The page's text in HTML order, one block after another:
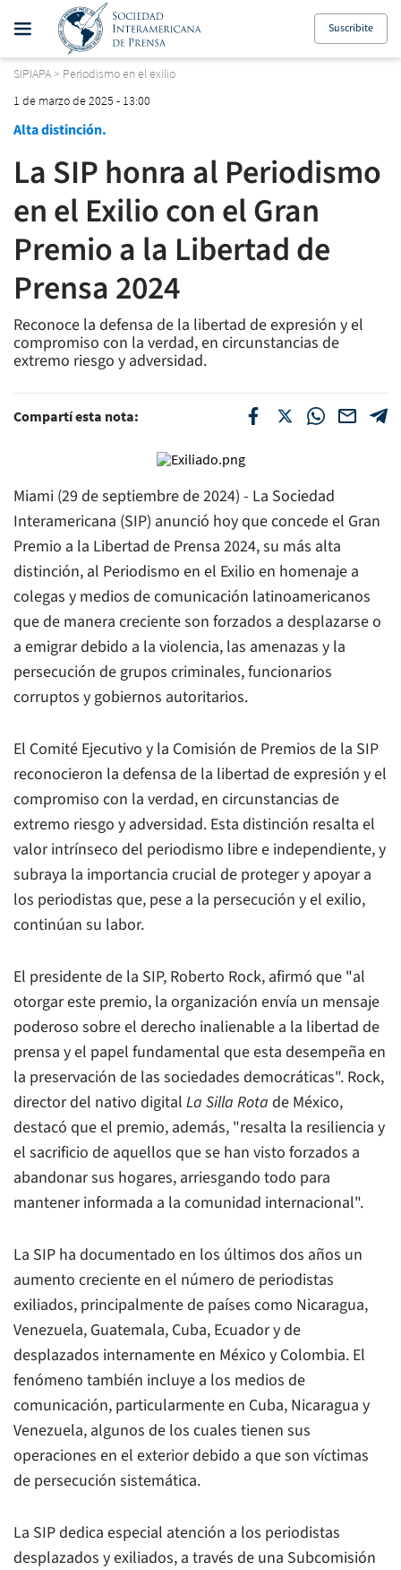
Suscribite
SIPIAPA> Periodismo en el exilio
1 de marzo de 2025 - 13:00
Alta distinción.
La SIP honra al Periodismo
en el Exilio con el Gran
Premio a la Libertad de
Prensa 2024
Reconoce la defensa de la libertad de expresión y el
compromiso con la verdad, en circunstancias de
extremo riesgo y adversidad.
Compartí esta nota:
Miami (29 de septiembre de 2024) - La Sociedad
Interamericana (SIP) anunció hoy que concede el Gran
Premio a la Libertad de Prensa 2024, su más alta
distinción, al Periodismo en el Exilio en homenaje a
colegas y medios de comunicación latinoamericanos
que de manera creciente son forzados a desplazarse o
a emigrar debido a la violencia, las amenazas y la
persecución de grupos criminales, funcionarios
corruptos y gobiernos autoritarios.
El Comité Ejecutivo y la Comisión de Premios de la SIP
reconocieron la defensa de la libertad de expresión y el
compromiso con la verdad, en circunstancias de
extremo riesgo y adversidad. Esta distinción resalta el
valor intrínseco del periodismo libre e independiente, y
subraya la importancia crucial de proteger y apoyar a
los periodistas que, pese a la persecución y el exilio,
continúan su labor.
El presidente de la SIP, Roberto Rock, afirmó que "al
otorgar este premio, la organización envía un mensaje
poderoso sobre el derecho inalienable a la libertad de
prensa y el papel fundamental que esta desempeña en
la preservación de las sociedades democráticas". Rock,
director del nativo digital La Silla Rota de México,
destacó que el premio, además, "resalta la resiliencia y
el sacrificio de aquellos que se han visto forzados a
abandonar sus hogares, arriesgando todo para
mantener informada a la comunidad internacional".
La SIP ha documentado en los últimos dos años un
aumento creciente en el número de periodistas
exiliados, principalmente de países como Nicaragua,
Venezuela, Guatemala, Cuba, Ecuador y de
desplazados internamente en México y Colombia. El
fenómeno también incluye a los medios de
comunicación, particularmente en Cuba, Nicaragua y
Venezuela, algunos de los cuales tienen sus
operaciones en el exterior debido a que son víctimas
de persecución sistemática.
La SIP dedica especial atención a los periodistas
desplazados y exiliados, a través de una Subcomisión